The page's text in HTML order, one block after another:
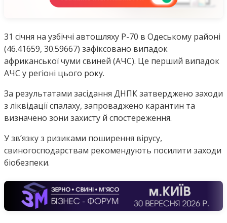
31 січня на узбіччі автошляху P-70 в Одеському районі
(46.41659, 30.59667) зафіксовано випадок
африканської чуми свиней (АЧС). Це перший випадок
АЧС у регіоні цього року.
За результатами засідання ДНПК затверджено заходи
з ліквідації спалаху, запроваджено карантин та
визначено зони захисту й спостереження.
У зв’язку з ризиками поширення вірусу,
свиногосподарствам рекомендують посилити заходи
біобезпеки.